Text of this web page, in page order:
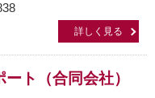
詳しく見る
ト（合同会社）